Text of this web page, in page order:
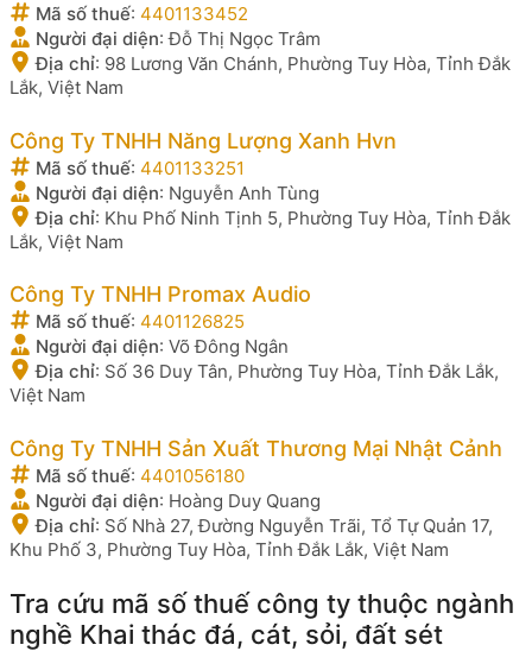
Mã số thuế: 4401133452
Người đại diện:Đỗ Thị Ngọc Trâm
Địa chỉ: 98 Lương Văn Chánh, Phường Tuy Hòa, Tỉnh Đắk
Lắk, Việt Nam
Công Ty TNHH Năng Lượng Xanh Hvn
Mã số thuế: 4401133251
Người đại diện: Nguyễn Anh Tùng
Địa chỉ: Khu Phố Ninh Tịnh 5, Phường Tuy Hòa, Tỉnh Đắk
Lắk, Việt Nam
Công Ty TNHH Promax Audio
Mã số thuế: 4401126825
Người đại diện: Võ Đông Ngân
Địa chỉ: Số 36 Duy Tân, Phường Tuy Hòa, Tỉnh Đắk Lắk,
Việt Nam
Công Ty TNHH Sản Xuất Thương Mại Nhật Cảnh
Mã số thuế: 4401056180
Người đại diện: Hoàng Duy Quang
Địa chỉ: Số Nhà 27, Đường Nguyễn Trãi, Tổ Tự Quản 17,
Khu Phố 3, Phường Tuy Hòa, Tỉnh Đắk Lắk, Việt Nam
Tra cứu mã số thuế công ty thuộc ngành
nghề Khai thác đá, cát, sỏi, đất sét